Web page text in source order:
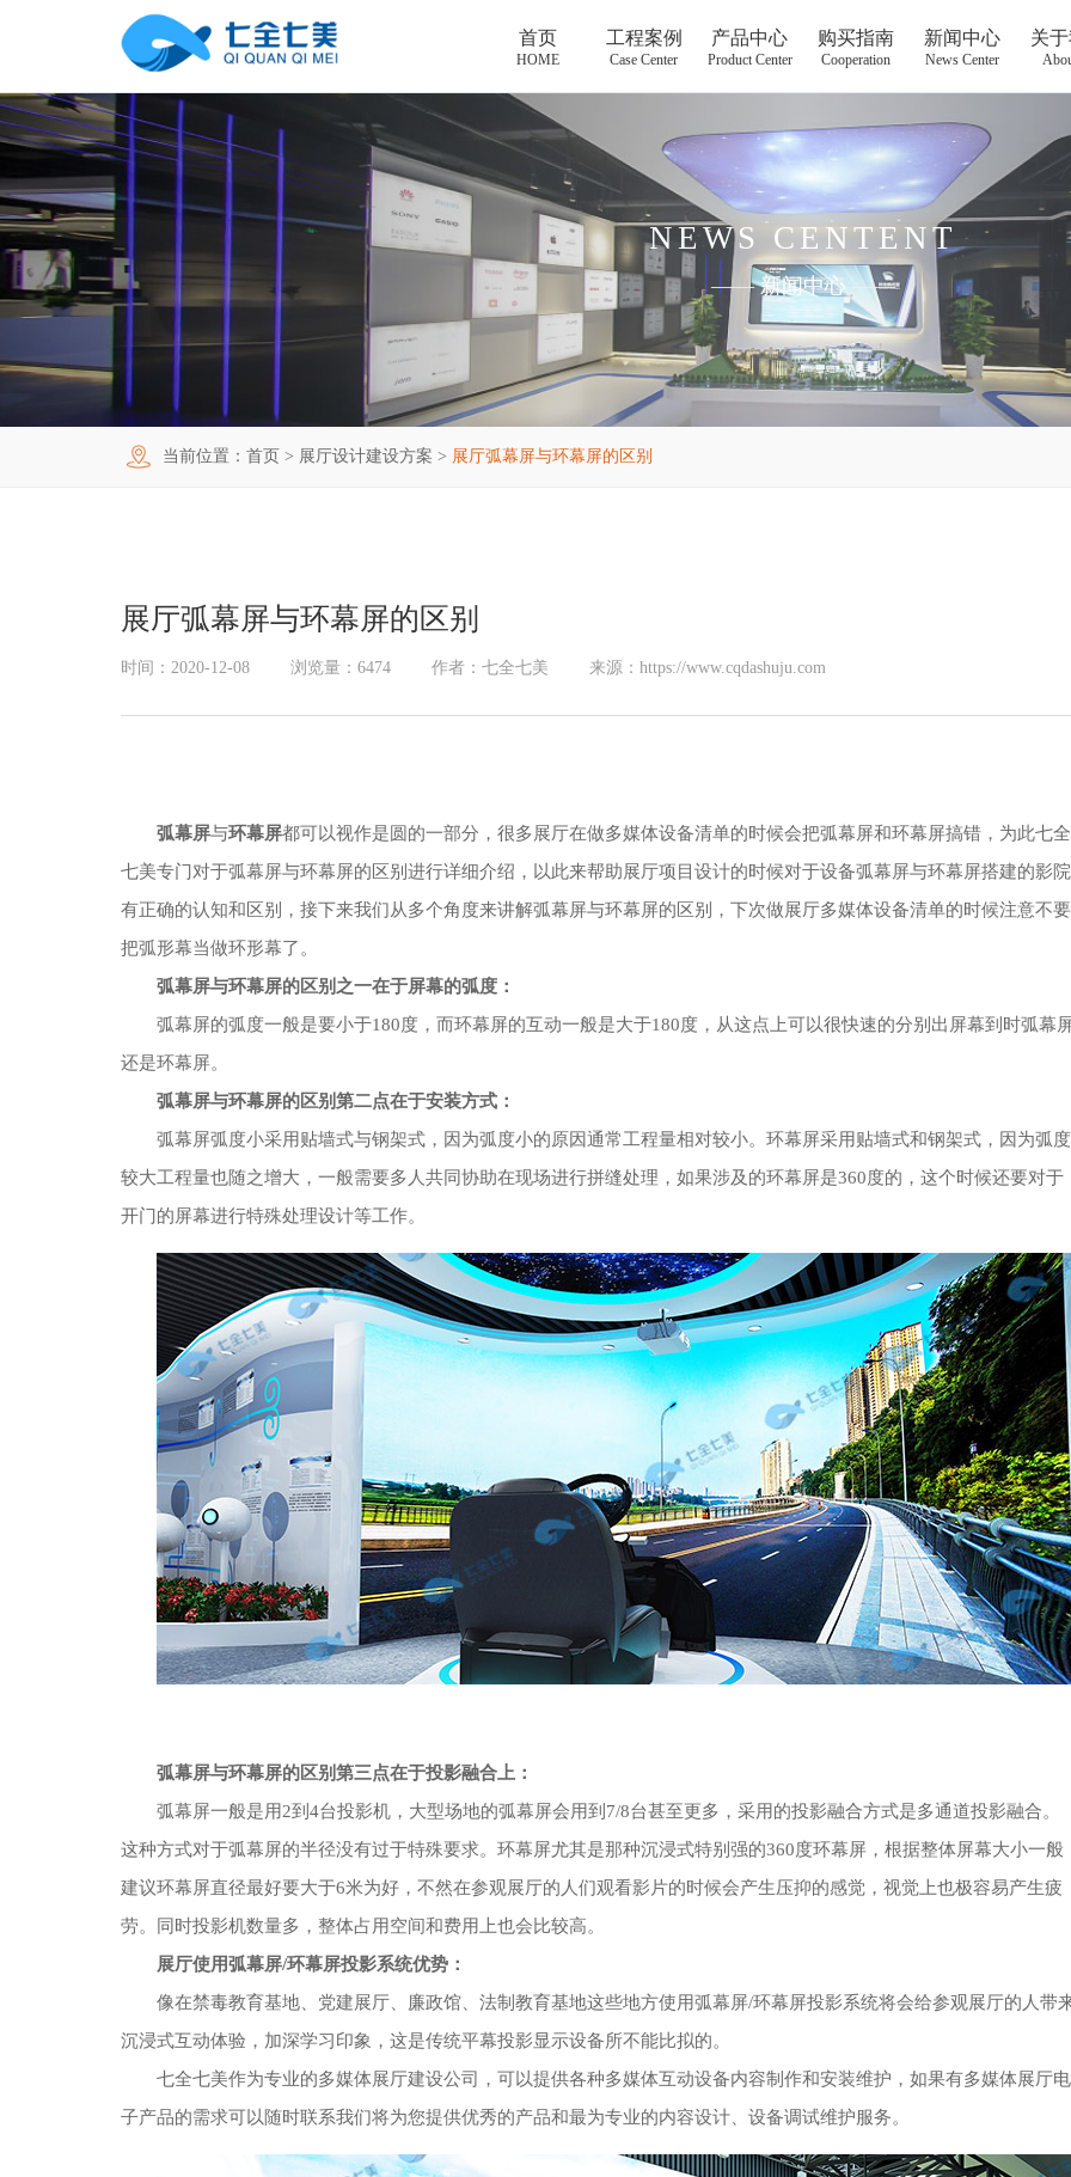
首页
HOME
工程案例
Case Center
产品中心
Product Center
购买指南
Cooperation
新闻中心
News Center
关
首页
法制教育基地
廉洁廉政展厅
党性教育基地
其他主题展厅
产品中心
法制教育基地数字化设备
禁毒教育基地设备
智慧党建中心多媒体设备
购买指南
关于我们
企业简介
联系我们
NEWS CENTENT
—— 新闻中心 ——
当前位置： 首页 > 展厅设计建设方案 > 展厅弧幕屏与环幕屏的区别
展厅弧幕屏与环幕屏的区别
时间：2020-12-08 浏览量：6474 作者：七全七美 来源：https://www.cqdashuju.com
弧幕屏与环幕屏都可以视作是圆的一部分，很多展厅在做多媒体设备清单的时候会把弧幕屏和环幕屏搞错，为此七全
七美专门对于弧幕屏与环幕屏的区别进行详细介绍，以此来帮助展厅项目设计的时候对于设备弧幕屏与环幕屏搭建的影院
有正确的认知和区别，接下来我们从多个角度来讲解弧幕屏与环幕屏的区别，下次做展厅多媒体设备清单的时候注意不要
把弧形幕当做环形幕了。
弧幕屏与环幕屏的区别之一在于屏幕的弧度：
弧幕屏的弧度一般是要小于180度，而环幕屏的互动一般是大于180度，从这点上可以很快速的分别出屏幕到时弧幕
还是环幕屏。
弧幕屏与环幕屏的区别第二点在于安装方式：
弧幕屏弧度小采用贴墙式与钢架式，因为弧度小的原因通常工程量相对较小。环幕屏采用贴墙式和钢架式，因为弧度
较大工程量也随之增大，一般需要多人共同协助在现场进行拼缝处理，如果涉及的环幕屏是360度的，这个时候还要对于
开门的屏幕进行特殊处理设计等工作。
弧幕屏与环幕屏的区别第三点在于投影融合上：
弧幕屏一般是用2到4台投影机，大型场地的弧幕屏会用到7/8台甚至更多，采用的投影融合方式是多通道投影融合。
这种方式对于弧幕屏的半径没有过于特殊要求。环幕屏尤其是那种沉浸式特别强的360度环幕屏，根据整体屏幕大小一般
建议环幕屏直径最好要大于6米为好，不然在参观展厅的人们观看影片的时候会产生压抑的感觉，视觉上也极容易产生疲
劳。同时投影机数量多，整体占用空间和费用上也会比较高。
展厅使用弧幕屏/环幕屏投影系统优势：
像在禁毒教育基地、党建展厅、廉政馆、法制教育基地这些地方使用弧幕屏/环幕屏投影系统将会给参观展厅的人带
沉浸式互动体验，加深学习印象，这是传统平幕投影显示设备所不能比拟的。
七全七美作为专业的多媒体展厅建设公司，可以提供各种多媒体互动设备内容制作和安装维护，如果有多媒体展厅电
子产品的需求可以随时联系我们将为您提供优秀的产品和最为专业的内容设计、设备调试维护服务。